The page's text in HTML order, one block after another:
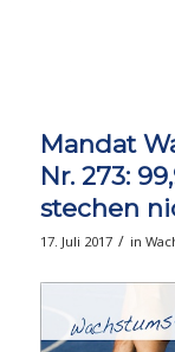
Mandat
Nr. 273:
stechen
17. Juli 2017 / in